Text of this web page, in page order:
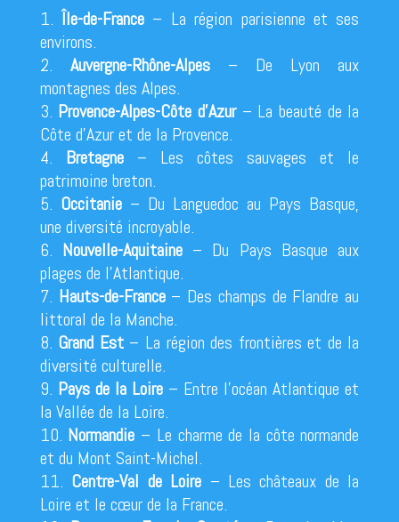
Île-de-France – La région parisienne et ses
environs.
Auvergne-Rhône-Alpes– De Lyon aux
montagnes des Alpes.
Provence-Alpes-Côte d’Azur– La beauté de la
Côte d’Azur et de la Provence.
Bretagne– Les côtes sauvages et le
patrimoine breton.
Occitanie– Du Languedoc au Pays Basque,
une diversité incroyable.
Nouvelle-Aquitaine – Du Pays Basque aux
plages de l’Atlantique.
Hauts-de-France– Des champs de Flandre au
littoral de la Manche.
Grand Est– La région des frontières et de la
diversité culturelle.
Pays de la Loire– Entre l’océan Atlantique et
la Vallée de la Loire.
Normandie – Le charme de la côte normande
et du Mont Saint-Michel.
Centre-Val de Loire – Les châteaux de la
Loire et le cœur de la France.